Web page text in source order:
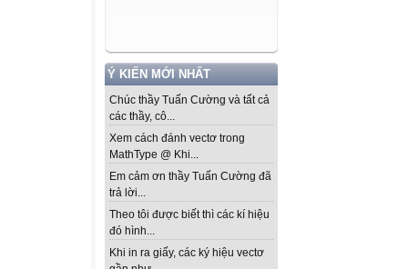
Ý KIẾN MỚI NHẤT
Chúc thầy Tuấn Cường và tất cả
các thầy, cô...
Xem cách đánh vectơ trong
MathType @ Khi...
Em cảm ơn thầy Tuấn Cường đã
trả lời...
Theo tôi được biết thì các kí hiệu
đó hình...
Khi in ra giấy, các ký hiệu vectơ